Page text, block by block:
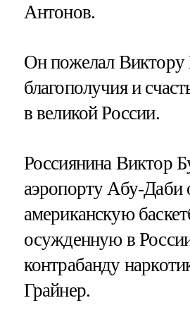
Антонов.
Он пожелал Виктору
благополучия и
в великой России.
Россиянина Виктор
аэропорту Абу-Даби
американскую
осужденную в
контрабанду
Грайнер.